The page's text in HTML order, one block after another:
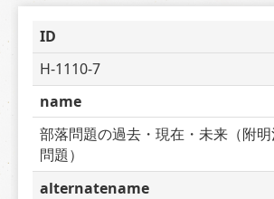
ID
H-1110-7
name
部落問題の過去・現在・未来（附
問題）
alternatename